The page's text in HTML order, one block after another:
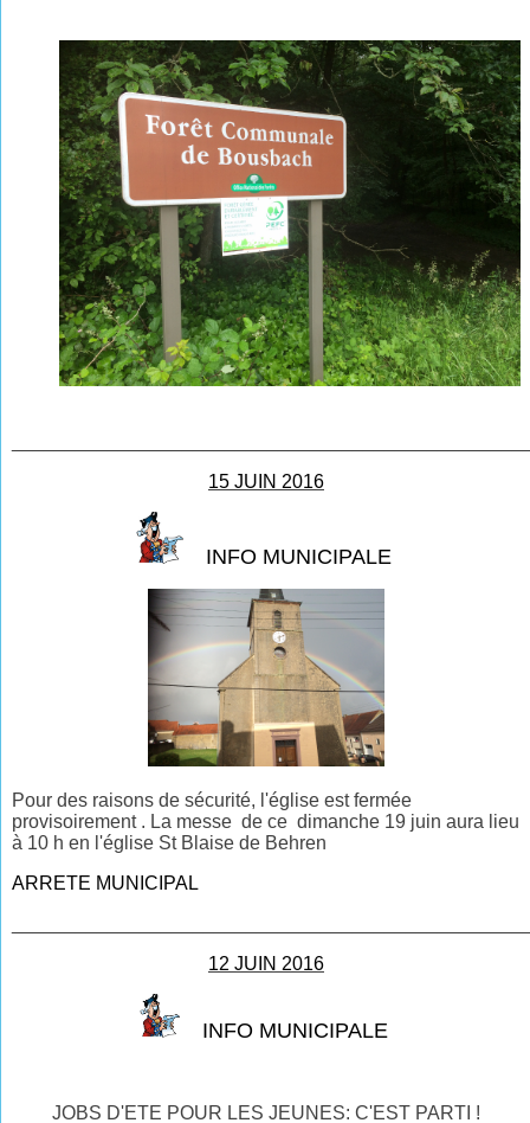
15 JUIN 2016
INFO MUNICIPALE
Pour des raisons de sécurité, l'église est fermée
provisoirement . La messe de ce dimanche 19 juin aura lieu
à 10 h en l'église St Blaise de Behren
ARRETE MUNICIPAL
12 JUIN 2016
INFO MUNICIPALE
JOBS D'ETE POUR LES JEUNES: C'EST PARTI !